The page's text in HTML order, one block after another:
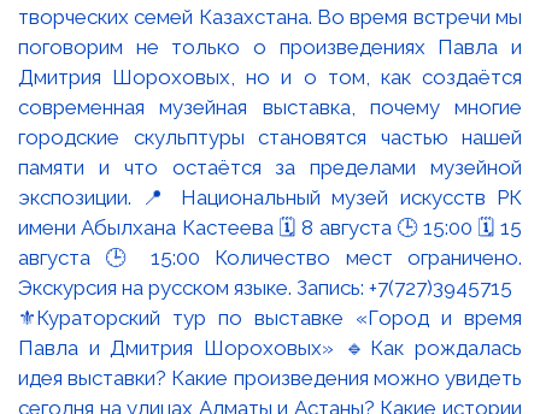
⚜️Кураторский тур по выставке «Город и время
Павла и Дмитрия Шороховых» 🔹Как рождалась
идея выставки? Какие произведения можно увидеть
сегодня на улицах Алматы и Астаны? Какие истории